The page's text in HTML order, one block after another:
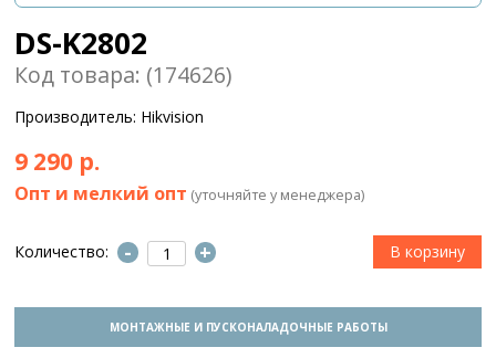
DS-K2802
Код товара: (174626)
Производитель: Hikvision
9 290 р.
Опт и мелкий опт (уточняйте у менеджера)
Количество: - +
МОНТАЖНЫЕ И ПУСКОНАЛАДОЧНЫЕ РАБОТЫ